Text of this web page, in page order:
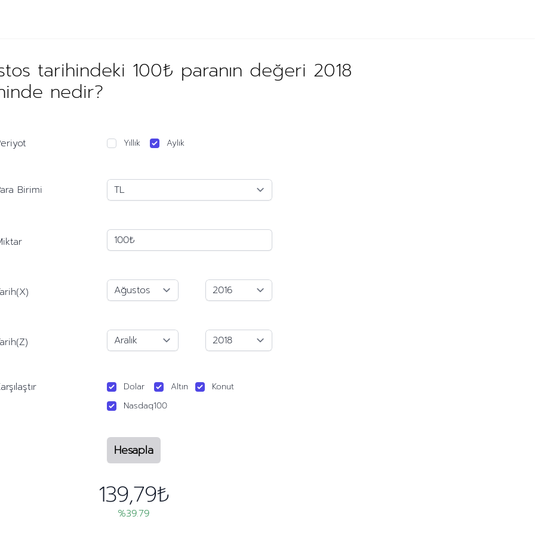
tarihindeki 100₺ paranın değeri 2018
nedir?
Yıllık Aylık
Birimi
Dolar Altın
Konut
Nasdaq100
Hesapla
139,79₺
%39.79